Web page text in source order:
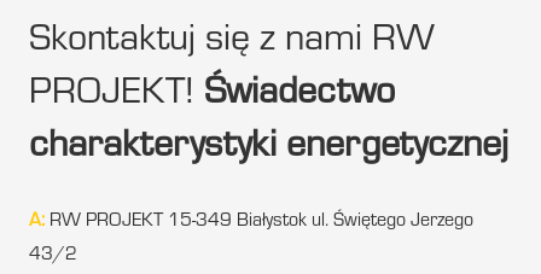
Skontaktuj się z nami RW
PROJEKT! Świadectwo
charakterystyki energetycznej
A: RW PROJEKT 15-349 Białystok ul. Świętego Jerzego
43/2